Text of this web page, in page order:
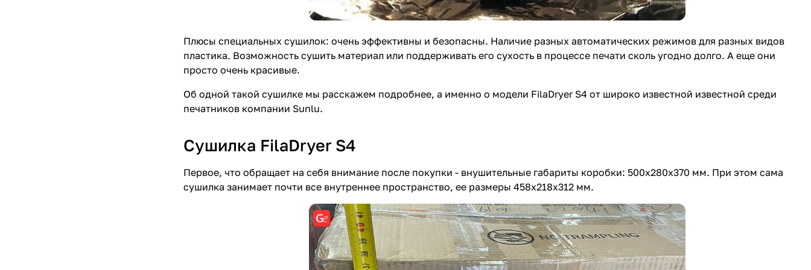
Плюсы специальных сушилок: очень эффективны и безопасны. Наличие разных автоматических режимов для разных видов
пластика. Возможность сушить материал или поддерживать его сухость в процессе печати сколь угодно долго. А еще они
просто очень красивые.
Об одной такой сушилке мы расскажем подробнее, а именно о модели FilaDryer S4 от широко известной известной среди
печатников компании Sunlu.
Сушилка FilaDryer S4
Первое, что обращает на себя внимание после покупки - внушительные габариты коробки: 500х280х370 мм. При этом сама
сушилка занимает почти все внутреннее пространство, ее размеры 458х218х312 мм.